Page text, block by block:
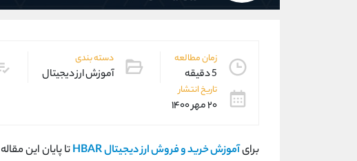
زمان مطالعه
5 دقیقه
دسته بندی
آموزش ارز دیجیتال
تاریخ انتشار
۲۰ مهر ۱۴۰۰
برایآموزش خرید و فروش ارز دیجیتالHBARتا پایان این